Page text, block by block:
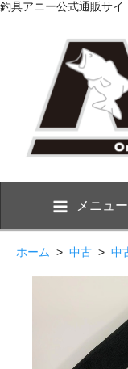
釣具アニー公式通販サ
メニュー
ホーム > 中古 > 中